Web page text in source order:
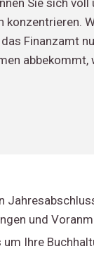
Sie sich
konzentrieren.
Finanzamt
und
um Ihre